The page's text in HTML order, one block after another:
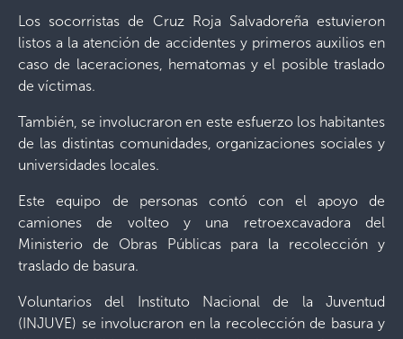
Los socorristas de Cruz Roja Salvadoreña estuvieron
listos a la atención de accidentes y primeros auxilios en
caso de laceraciones, hematomas y el posible traslado
de víctimas.
También, se involucraron en este esfuerzo los habitantes
de las distintas comunidades, organizaciones sociales y
universidades locales.
Este equipo de personas contó con el apoyo de
camiones de volteo y una retroexcavadora del
Ministerio de Obras Públicas para la recolección y
traslado de basura.
Voluntarios del Instituto Nacional de la Juventud
(INJUVE) se involucraron en la recolección de basura y